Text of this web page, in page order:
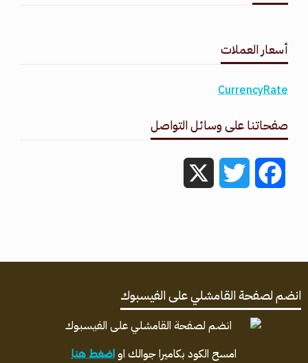
أسعار العملات
CurrencyRate
صفحاتنا على وسائل التواصل
Facebook
Twitter
انضم لصفحة القامشلي على الفيسبوك
امسح الكود بكاميرا جوالك اواضغط هنا